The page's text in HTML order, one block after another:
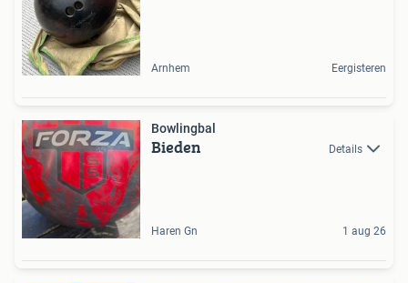
Arnhem Eergisteren
Bowlingbal
Bieden Details
Haren Gn 1 aug 26